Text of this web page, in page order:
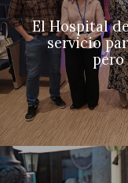
El Hospital
servicio
pero